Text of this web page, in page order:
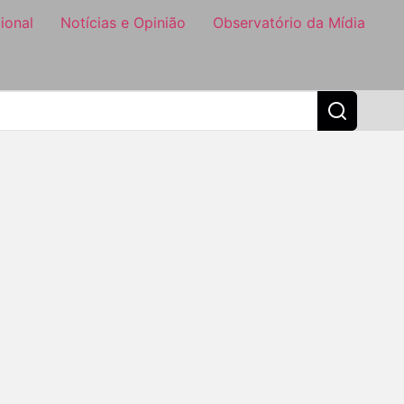
Notícias e Opinião Observatório da Mídia